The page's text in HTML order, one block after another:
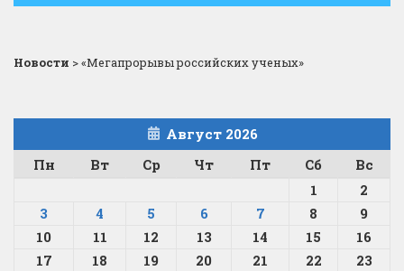
Новости >«Мегапрорывы российских ученых»
Август 2026
Пн
Вт Ср Чт Пт Сб
Вс
1
2
3
4 5 6 7 8
9
10
11 12 13 14 15
16
17
18 19 20 21 22
23